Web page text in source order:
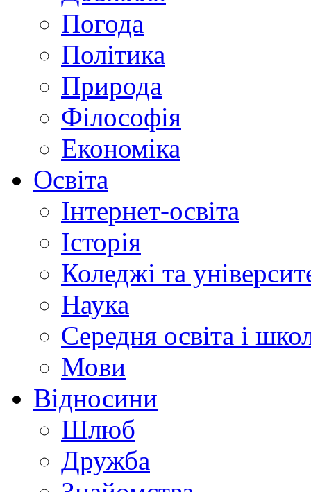
Погода
Політика
Природа
Філософія
Економіка
Освіта
Інтернет-освіта
Історія
Коледжі та
Наука
Середня освіта і
Мови
Відносини
Шлюб
Дружба